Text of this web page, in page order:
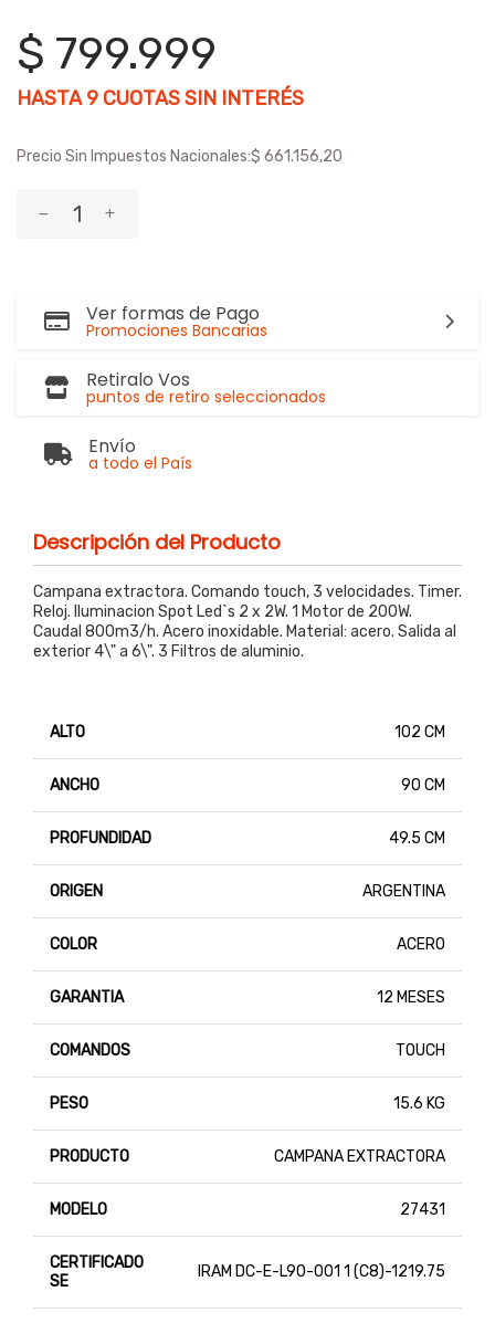
$ 799.999
HASTA9 CUOTAS SIN INTERÉS
Precio Sin Impuestos Nacionales:$ 661.156,20
Ver formas de Pago
Promociones Bancarias
Retiralo Vos
puntos de retiro seleccionados
Envío
a todo el País
Descripción del Producto
Campana extractora. Comando touch, 3 velocidades. Timer.
Reloj. Iluminacion Spot Led`s 2 x 2W. 1 Motor de 200W.
Caudal 800m3/h. Acero inoxidable. Material: acero. Salida al
exterior 4\" a 6\". 3 Filtros de aluminio.
ALTO 102 CM
ANCHO 90 CM
PROFUNDIDAD 49.5 CM
ORIGEN ARGENTINA
COLOR ACERO
GARANTIA 12 MESES
COMANDOS TOUCH
PESO 15.6 KG
PRODUCTO CAMPANA EXTRACTORA
MODELO 27431
CERTIFICADO
SE
IRAM DC-E-L90-001 1 (C8)-1219.75